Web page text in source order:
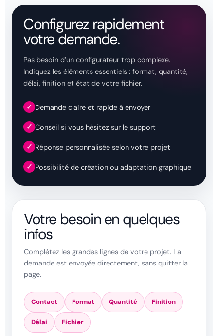
Configurez rapidement
votre demande.
Pas besoin d’un configurateur trop complexe.
Indiquez les éléments essentiels : format, quantité,
délai, finition et état de votre fichier.
✓ Demande claire et rapide à envoyer
✓ Conseil si vous hésitez sur le support
✓ Réponse personnalisée selon votre projet
✓ Possibilité de création ou adaptation graphique
Votre besoin en quelques
infos
Complétez les grandes lignes de votre projet. La
demande est envoyée directement, sans quitter la
page.
Contact Format Quantité Finition
Délai Fichier